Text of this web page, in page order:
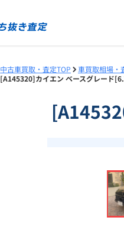
中古車買取・査定TOP 車買取相場
[A145320]カイエン ベースグレード